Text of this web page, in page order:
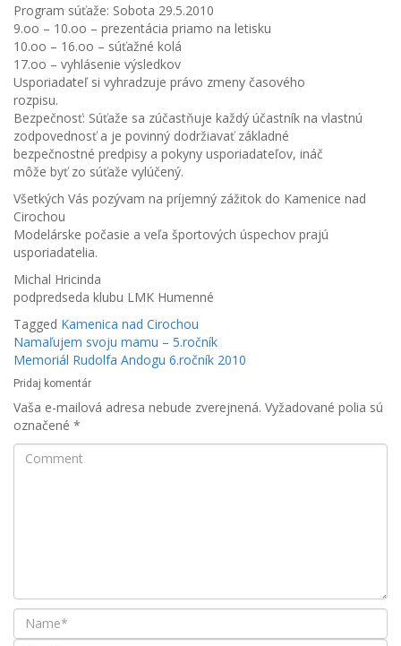
Program súťaže: Sobota 29.5.2010
9.oo – 10.oo – prezentácia priamo na letisku
10.oo – 16.oo – súťažné kolá
17.oo – vyhlásenie výsledkov
Usporiadateľ si vyhradzuje právo zmeny časového
rozpisu.
Bezpečnosť: Súťaže sa zúčastňuje každý účastník na vlastnú
zodpovednosť a je povinný dodržiavať základné
bezpečnostné predpisy a pokyny usporiadateľov, ináč
môže byť zo súťaže vylúčený.
Všetkých Vás pozývam na príjemný zážitok do Kamenice nad
Cirochou
Modelárske počasie a veľa športových úspechov prajú
usporiadatelia.
Michal Hricinda
podpredseda klubu LMK Humenné
Tagged Kamenica nad Cirochou
Navigácia
v
článku
Namaľujem svoju mamu – 5.ročník
Memoriál Rudolfa Andogu 6.ročník 2010
Pridaj komentár
Vaša e-mailová adresa nebude zverejnená. Vyžadované polia sú
označené *